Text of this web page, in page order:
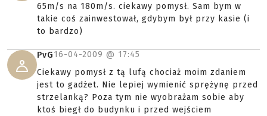
65m/s na 180m/s. ciekawy pomysł. Sam bym w
takie coś zainwestował, gdybym był przy kasie (i
to bardzo)
PvG16-04-2009 @ 17:45
Ciekawy pomysł z tą lufą chociaż moim zdaniem
jest to gadżet. Nie lepiej wymienić sprężynę przed
strzelanką? Poza tym nie wyobrażam sobie aby
ktoś biegł do budynku i przed wejściem